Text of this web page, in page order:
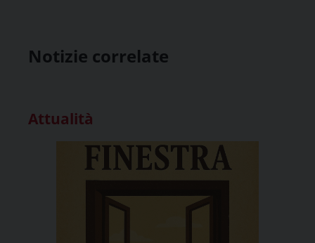
Notizie correlate
Attualità